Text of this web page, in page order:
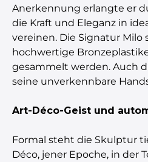
Anerkennung erlangte er
die Kraft und Eleganz in
vereinen. Die Signatur
hochwertige
gesammelt werden. Auch
seine unverkennbare
Art-Déco-Geist und
Formal steht die Skulptur
Déco, jener Epoche, in der